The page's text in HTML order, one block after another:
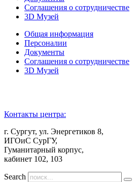
Соглашения о сотрудничестве
3D Музей
Общая информация
Персоналии
Документы
Соглашения о сотрудничестве
3D Музей
Контакты центра:
г. Сургут, ул. Энергетиков 8,
ИГОиС СурГУ,
Гуманитарный корпус,
кабинет 102, 103
Search